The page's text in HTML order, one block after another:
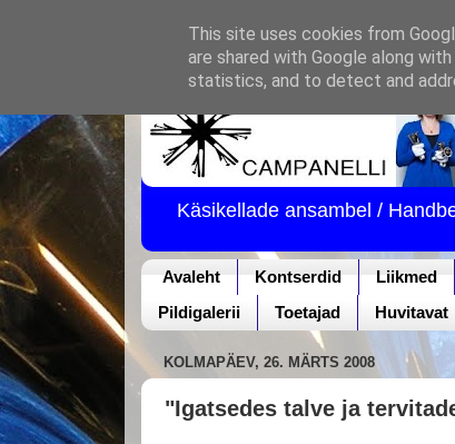
Käsikellade ansambel /
Avaleht Kontserdid Liikmed
Pildigalerii
Toetajad Huvitavat
KOLMAPÄEV, 26. MÄRTS 2008
"Igatsedes talve ja
This site uses cookies from
are shared with Google along
statistics, and to detect and